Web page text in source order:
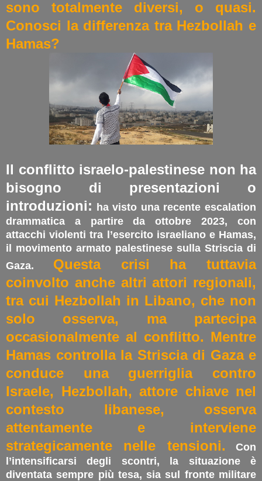
sono totalmente diversi, o quasi.
Conosci la differenza tra Hezbollah e
Hamas?
Il conflitto israelo-palestinese non ha
bisogno di presentazioni o
introduzioni: ha visto una recente escalation
drammatica a partire da ottobre 2023, con
attacchi violenti tra l’esercito israeliano e Hamas,
il movimento armato palestinese sulla Striscia di
Gaza. Questa crisi ha tuttavia
coinvolto anche altri attori regionali,
tra cui Hezbollah in Libano, che non
solo osserva, ma partecipa
occasionalmente al conflitto. Mentre
Hamas controlla la Striscia di Gaza e
conduce una guerriglia contro
Israele, Hezbollah, attore chiave nel
contesto libanese, osserva
attentamente e interviene
strategicamente nelle tensioni. Con
l’intensificarsi degli scontri, la situazione è
diventata sempre più tesa, sia sul fronte militare